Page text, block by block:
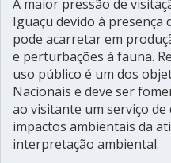
A maior pressão de
Iguaçu devido à presença
pode acarretar em
e perturbações à fauna.
uso público é um dos
Nacionais e deve ser
ao visitante um serviço
impactos ambientais da
interpretação ambiental.